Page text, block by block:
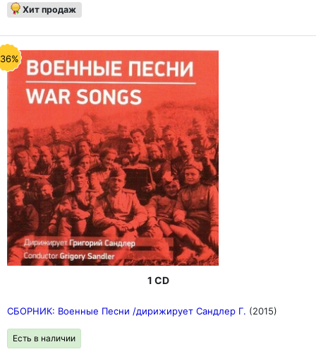
Хит продаж
1 CD
СБОРНИК: Военные Песни /дирижирует Сандлер Г. (2015)
Есть в наличии